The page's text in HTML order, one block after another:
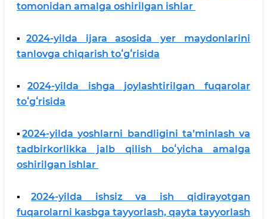
tomonidan amalga oshirilgan ishlar
▪️ 2024-yilda ijara asosida yer maydonlarini
tanlovga chiqarish toʻgʻrisida
▪️ 2024-yilda ishga joylashtirilgan fuqarolar
toʻgʻrisida
▪️2024-yilda yoshlarni bandligini taʼminlash va
tadbirkorlikka jalb qilish boʻyicha amalga
oshirilgan ishlar
▪️ 2024-yilda ishsiz va ish qidirayotgan
fuqarolarni kasbga tayyorlash, qayta tayyorlash